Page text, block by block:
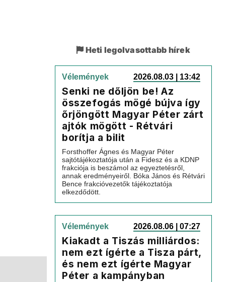
Heti legolvasottabb hírek
Vélemények 2026.08.03 | 13:42
Senki ne dőljön be! Az
összefogás mögé bújva így
őrjöngött Magyar Péter zárt
ajtók mögött - Rétvári
borítja a bilit
Forsthoffer Ágnes és Magyar Péter
sajtótájékoztatója után a Fidesz és a KDNP
frakciója is beszámol az egyeztetésről,
annak eredményeiről. Bóka János és Rétvári
Bence frakcióvezetők tájékoztatója
elkezdődött.
Vélemények 2026.08.06 | 07:27
Kiakadt a Tiszás milliárdos:
nem ezt ígérte a Tisza párt,
és nem ezt ígérte Magyar
Péter a kampányban